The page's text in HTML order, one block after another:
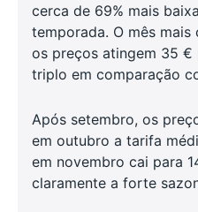
cerca de 69% mais
temporada. O mês
os preços atingem 35 €
triplo em comparação
Após setembro, os
em outubro a tarifa
em novembro cai para
claramente a forte